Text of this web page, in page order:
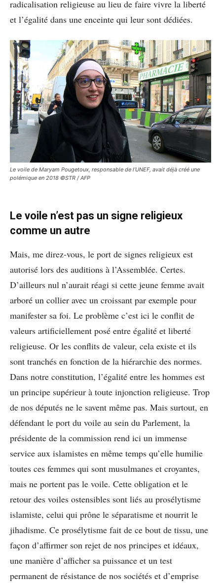
radicalisation religieuse au lieu de faire vivre la liberté
et l’égalité dans une enceinte qui leur sont dédiées.
Le voile de Maryam Pougetoux, responsable de l’UNEF, avait déjà créé une
polémique en 2018 ©STR / AFP
Le voile n’est pas un signe religieux
comme un autre
Mais, me direz-vous, le port de signes religieux est
autorisé lors des auditions à l’Assemblée. Certes.
D’ailleurs nul n’aurait réagi si cette jeune femme avait
arboré un collier avec un croissant par exemple pour
manifester sa foi. Le problème c’est ici le conflit de
valeurs artificiellement posé entre égalité et liberté
religieuse. Or les conflits de valeur, cela existe et ils
sont tranchés en fonction de la hiérarchie des normes.
Dans notre constitution, l’égalité entre les hommes est
un principe supérieur à toute injonction religieuse. Trop
de nos députés ne le savent même pas. Mais surtout, en
défendant le port du voile au sein du Parlement, la
présidente de la commission rend ici un immense
service aux islamistes en même temps qu’elle humilie
toutes ces femmes qui sont musulmanes et croyantes,
mais ne portent pas le voile. Cette obligation et le
retour des voiles ostensibles sont liés au prosélytisme
islamiste, celui qui prône le séparatisme et nourrit le
jihadisme. Ce prosélytisme fait de ce bout de tissu, une
façon d’affirmer son rejet de nos principes et idéaux,
une manière d’afficher sa puissance et un test
permanent de résistance de nos sociétés et d’emprise